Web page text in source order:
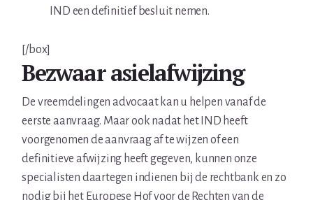
IND een definitief besluit nemen.
[/box]
Bezwaar asielafwijzing
De vreemdelingen advocaat kan u helpen vanaf de
eerste aanvraag. Maar ook nadat het IND heeft
voorgenomen de aanvraag af te wijzen of een
definitieve afwijzing heeft gegeven, kunnen onze
specialisten daartegen indienen bij de rechtbank en zo
nodig bij het Europese Hof voor de Rechten van de